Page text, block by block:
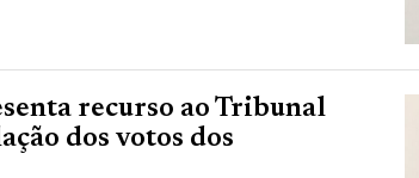
recurso ao Tribunal
dos votos dos